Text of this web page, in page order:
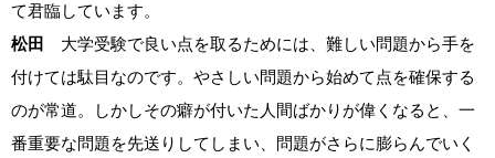
て君臨しています。
松田 大学受験で良い点を取るためには、難しい問題から手を
付けては駄目なのです。やさしい問題から始めて点を確保する
のが常道。しかしその癖が付いた人間ばかりが偉くなると、一
番重要な問題を先送りしてしまい、問題がさらに膨らんでいく